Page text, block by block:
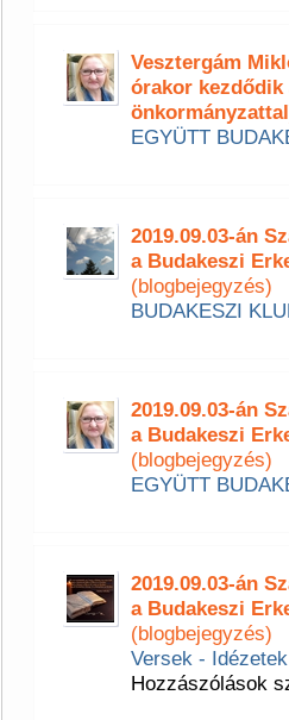
Vesztergám
órakor kezdődik
EGYÜTT
2019.09.03-án
a Budakeszi
(blogbejegyzés)
BUDAKESZI
2019.09.03-án
a Budakeszi
(blogbejegyzés)
EGYÜTT
2019.09.03-án
a Budakeszi
(blogbejegyzés)
Versek -
Hozzászólások